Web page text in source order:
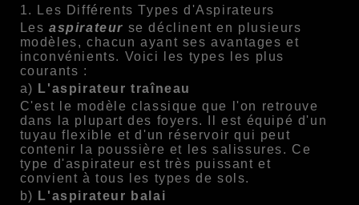
1. Les Différents Types d'Aspirateurs
Les aspirateur se déclinent en plusieurs
modèles, chacun ayant ses avantages et
inconvénients. Voici les types les plus
courants :
a) L'aspirateur traîneau
C'est le modèle classique que l'on retrouve
dans la plupart des foyers. Il est équipé d'un
tuyau flexible et d'un réservoir qui peut
contenir la poussière et les salissures. Ce
type d'aspirateur est très puissant et
convient à tous les types de sols.
b) L'aspirateur balai